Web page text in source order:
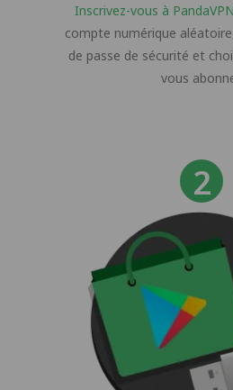
Inscrivez-vous à PandaVPN
compte numérique
de passe de sécurité et
vous